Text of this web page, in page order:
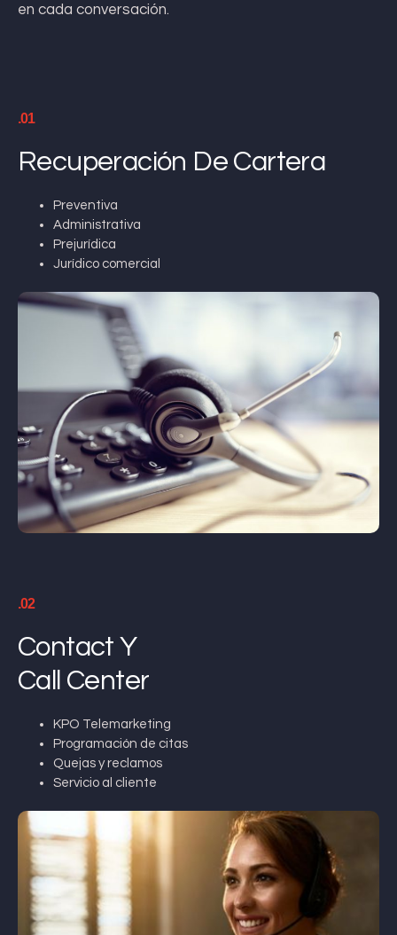
en cada conversación.
.01
Recuperación De Cartera
Preventiva
Administrativa
Prejurídica
Jurídico comercial
.02
Contact Y
Call Center
KPO Telemarketing
Programación de citas
Quejas y reclamos
Servicio al cliente